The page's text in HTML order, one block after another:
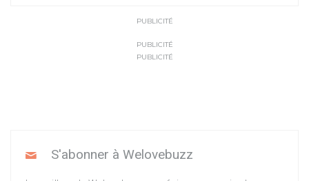
PUBLICITÉ
PUBLICITÉ
PUBLICITÉ
S'abonner à Welovebuzz